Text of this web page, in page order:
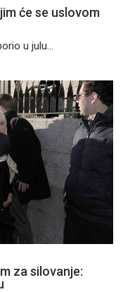
će se uslovom
u julu...
za silovanje: